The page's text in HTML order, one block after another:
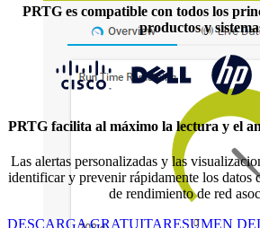
PRTG es compatible con todos los
productos y
PRTG facilita al máximo la lectura y el
Las alertas personalizadas y las
identificar y prevenir rápidamente los datos
de rendimiento de red
DESCARGA GRATUITARESUMEN